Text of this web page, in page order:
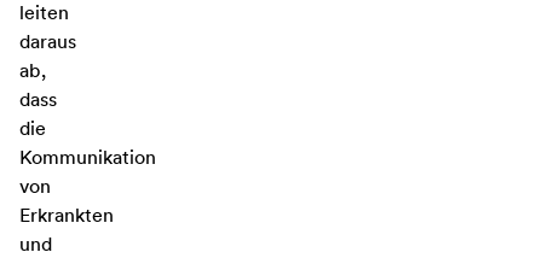
leiten
daraus
ab,
dass
die
Kommunikation
von
Erkrankten
und